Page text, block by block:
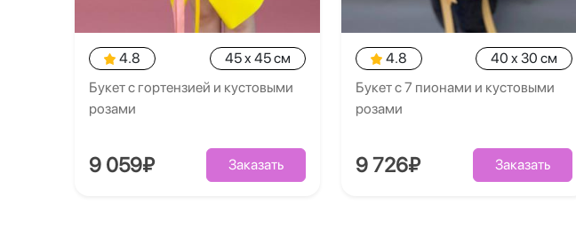
4.8
45 x 45 см
Букет с гортензией и кустовыми
розами
9 059₽ Заказать
4.8
40 x 30 см
Букет с 7 пионами и кустовыми
розами
9 726₽ Заказать